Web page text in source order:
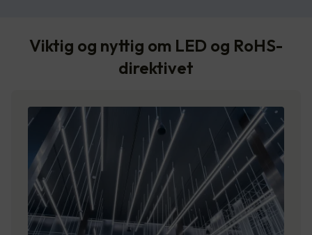
Viktig og nyttig om LED og RoHS-
direktivet